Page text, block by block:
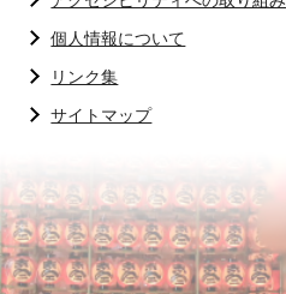
個人情報について
リンク集
サイトマップ